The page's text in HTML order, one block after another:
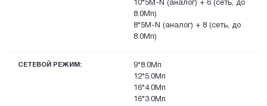
10*5M-N (аналог) + 6 (сеть, до
8.0Мп)
8*5M-N (аналог) + 8 (сеть, до
8.0Мп)
СЕТЕВОЙ РЕЖИМ:
9*8.0Мп
12*5.0Мп
16*4.0Мп
16*3.0Мп